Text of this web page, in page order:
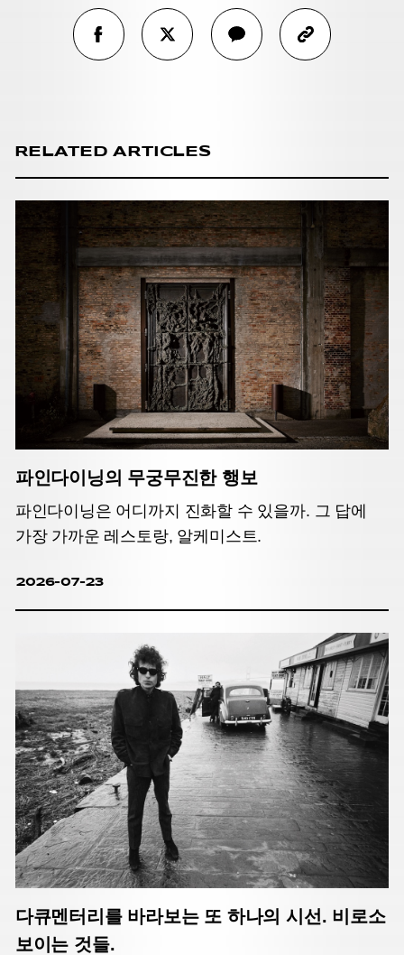
RELATED ARTICLES
파인다이닝의 무궁무진한 행보
파인다이닝은 어디까지 진화할 수 있을까. 그 답에
가장 가까운 레스토랑, 알케미스트.
2026-07-23
다큐멘터리를 바라보는 또 하나의 시선. 비로소
보이는 것들.